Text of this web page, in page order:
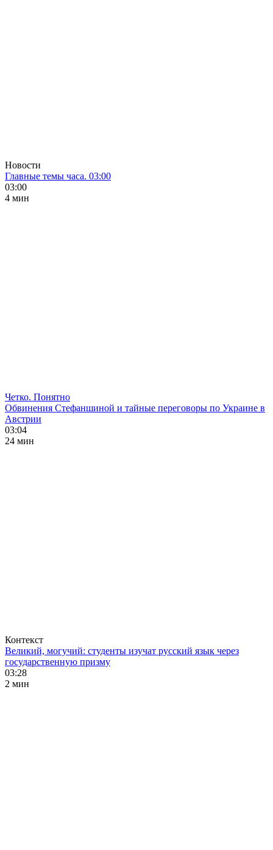
Новости
Главные темы часа. 03:00
03:00
4 мин
Четко. Понятно
Обвинения Стефаншиной и тайные переговоры по Украине в
Австрии
03:04
24 мин
Контекст
Великий, могучий: студенты изучат русский язык через
государственную призму
03:28
2 мин